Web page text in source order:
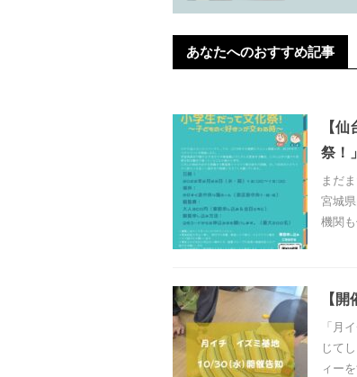
あなたへのおすすめ記事
【
祭！」
まだ
宮城
機関
【
「月
じて
ィー